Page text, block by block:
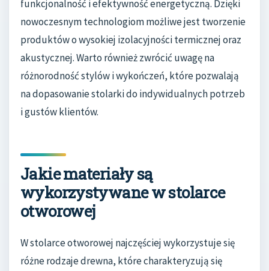
funkcjonalność i efektywność energetyczną. Dzięki
nowoczesnym technologiom możliwe jest tworzenie
produktów o wysokiej izolacyjności termicznej oraz
akustycznej. Warto również zwrócić uwagę na
różnorodność stylów i wykończeń, które pozwalają
na dopasowanie stolarki do indywidualnych potrzeb
i gustów klientów.
Jakie materiały są
wykorzystywane w stolarce
otworowej
W stolarce otworowej najczęściej wykorzystuje się
różne rodzaje drewna, które charakteryzują się